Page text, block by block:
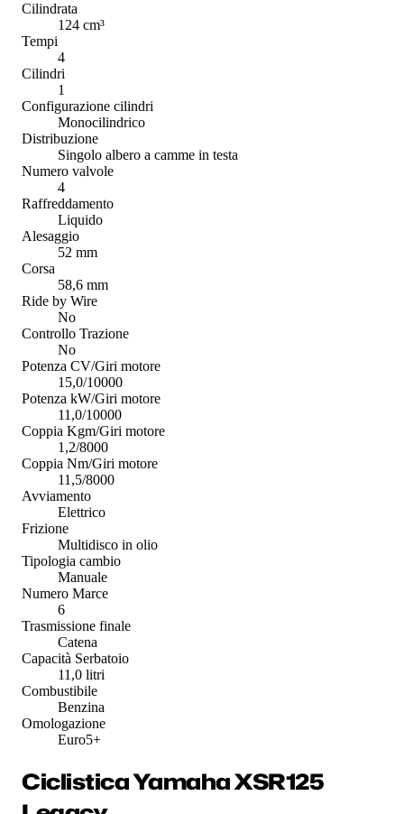
Cilindrata
124 cm³
Tempi
4
Cilindri
1
Configurazione cilindri
Monocilindrico
Distribuzione
Singolo albero a camme in testa
Numero valvole
4
Raffreddamento
Liquido
Alesaggio
52 mm
Corsa
58,6 mm
Ride by Wire
No
Controllo Trazione
No
Potenza CV/Giri motore
15,0/10000
Potenza kW/Giri motore
11,0/10000
Coppia Kgm/Giri motore
1,2/8000
Coppia Nm/Giri motore
11,5/8000
Avviamento
Elettrico
Frizione
Multidisco in olio
Tipologia cambio
Manuale
Numero Marce
6
Trasmissione finale
Catena
Capacità Serbatoio
11,0 litri
Combustibile
Benzina
Omologazione
Euro5+
Ciclistica Yamaha XSR125